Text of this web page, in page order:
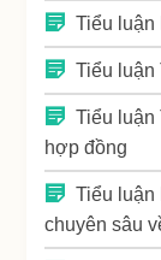
Tiểu luận
Tiểu luận
Tiểu luận
hợp đồng
Tiểu luận
chuyên sâu